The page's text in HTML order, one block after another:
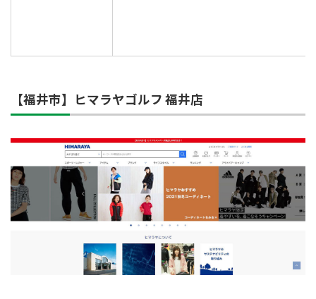
【福井市】ヒマラヤゴルフ 福井店